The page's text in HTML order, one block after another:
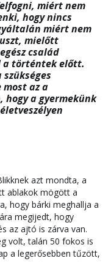
miért nem
hogy nincs
miért nem
mielőtt
család
történtek előtt.
az a
hogy a gyermekünk
azt mondta, a
ablakok mögött a
hogy bárki meghallja a
megijedt, hogy
az ajtó is zárva van.
volt, talán 50 fokos is
a legerősebben tűzött,